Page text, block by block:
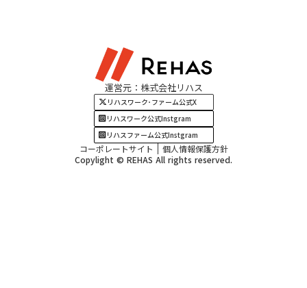
四国・九州エリア運営元：株式会社リハス
リハスワーク･ファーム公式X
リハスワーク公式Instgram
リハスファーム公式Instgram
コーポレートサイト
個人情報保護方針
Copylight © REHAS All rights reserved.